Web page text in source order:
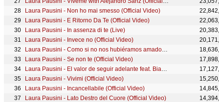
Laura Pausini - Non ho mai smesso (Official Video)
Laura Pausini - E Ritorno Da Te (Official Video)
Laura Pausini - In assenza di te (Live)
Laura Pausini - Invece no (Official Video)
Laura Pausini - Como si no nos hubiéramos amado (Official Video)
Laura Pausini - Se non te (Official Video)
Laura Pausini - El valor de seguir adelante feat. Biagio Antonacci (Official Video)
Laura Pausini - Vivimi (Official Video)
Laura Pausini - Incancellabile (Official Video)
Laura Pausini - Lato Destro del Cuore (Official Video)